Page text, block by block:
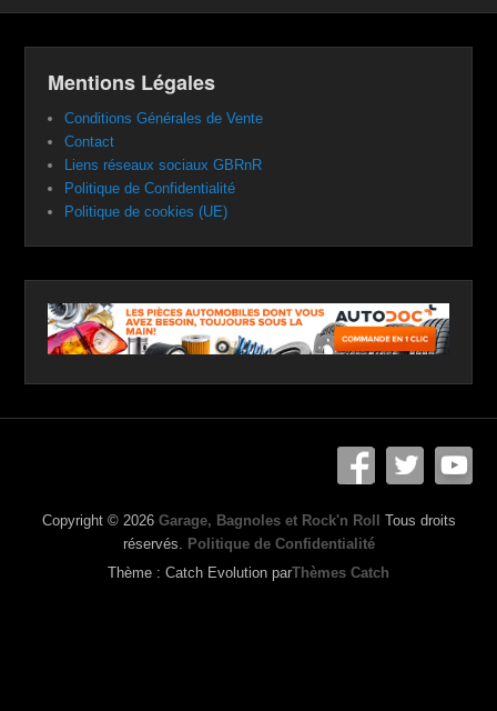
Mentions Légales
Conditions Générales de Vente
Contact
Liens réseaux sociaux GBRnR
Politique de Confidentialité
Politique de cookies (UE)
Copyright © 2026 Garage, Bagnoles et Rock'n Roll
Tous droits
réservés. Politique de Confidentialité
Thème : Catch Evolution parThèmes Catch